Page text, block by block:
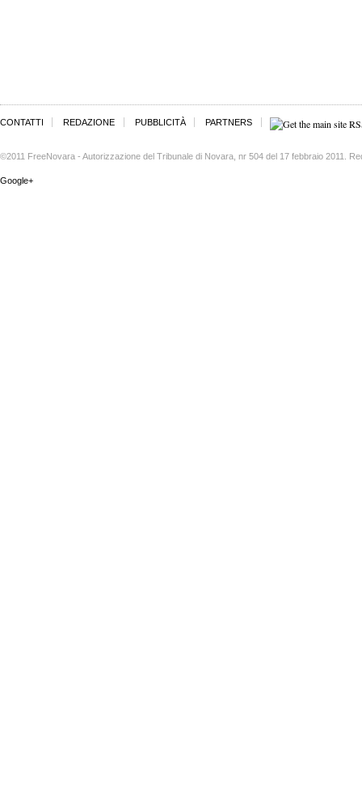
CONTATTI REDAZIONE PUBBLICITÀ PARTNERS
©2011 FreeNovara - Autorizzazione del Tribunale di Novara, nr 504 del 17 febbraio 2011.
Google+